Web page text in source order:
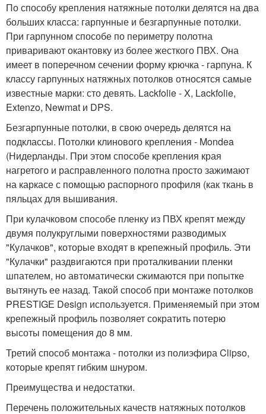
По способу крепления натяжные потолки делятся на два
больших класса: гарпунные и безгарпунные потолки.
При гарпунном способе по периметру полотна
приваривают окантовку из более жесткого ПВХ. Она
имеет в поперечном сечении форму крючка - гарпуна. К
классу гарпунных натяжных потолков относятся самые
известные марки: сто девять. Lackfolie - X, Lackfolie,
Extenzo, Newmat и DPS.
Безгарпунные потолки, в свою очередь делятся на
подклассы. Потолки клинового крепления - Mondea
(Нидерланды. При этом способе крепления края
нагретого и расправленного полотна просто зажимают
на каркасе с помощью распорного профиля (как ткань в
пяльцах для вышивания.
При кулачковом способе пленку из ПВХ крепят между
двумя полукруглыми поверхностями разводимых
"Кулачков", которые входят в крепежный профиль. Эти
"Кулачки" раздвигаются при проталкивании пленки
шпателем, но автоматически сжимаются при попытке
вытянуть ее назад. Такой способ при монтаже потолков
PRESTIGЕ Design используется. Применяемый при этом
крепежный профиль позволяет сократить потерю
высоты помещения до 8 мм.
Третий способ монтажа - потолки из полиэфира Clipso,
которые крепят гибким шнуром.
Преимущества и недостатки.
Перечень положительных качеств натяжных потолков